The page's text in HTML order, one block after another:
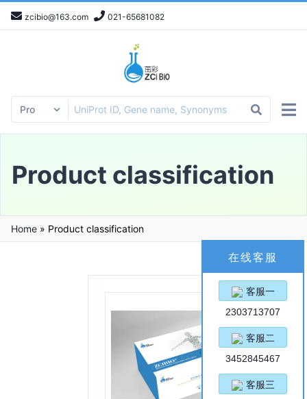
zcibio@163.com 021-65681082
Product classification
Home » Product classification
在线客服
客服一
2303713707
客服二
3452845467
客服三